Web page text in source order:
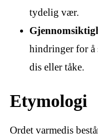
tydelig vær.
hindringer for å
dis eller tåke.
Etymologi
Ordet varmedis